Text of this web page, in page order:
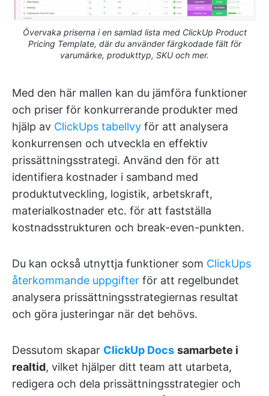
Övervaka priserna i en samlad lista med ClickUp Product
Pricing Template, där du använder färgkodade fält för
varumärke, produkttyp, SKU och mer.
Med den här mallen kan du jämföra funktioner
och priser för konkurrerande produkter med
hjälp av ClickUps tabellvy för att analysera
konkurrensen och utveckla en effektiv
prissättningsstrategi. Använd den för att
identifiera kostnader i samband med
produktutveckling, logistik, arbetskraft,
materialkostnader etc. för att fastställa
kostnadsstrukturen och break-even-punkten.
Du kan också utnyttja funktioner som ClickUps
återkommande uppgifter för att regelbundet
analysera prissättningsstrategiernas resultat
och göra justeringar när det behövs.
Dessutom skapar ClickUp Docs samarbete i
realtid, vilket hjälper ditt team att utarbeta,
redigera och dela prissättningsstrategier och